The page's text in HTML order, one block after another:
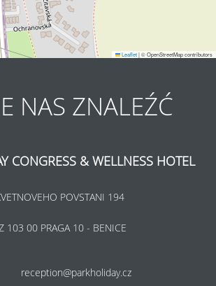
Leaflet|© OpenStreetMap contributors
NAS ZNALEŹĆ
CONGRESS & WELLNESS HOTEL
POVSTANI 194
103 00 PRAGA 10 - BENICE
reception@parkholiday.cz